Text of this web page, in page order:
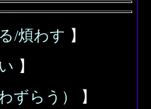
/煩わす 】
】
ずらう）
】